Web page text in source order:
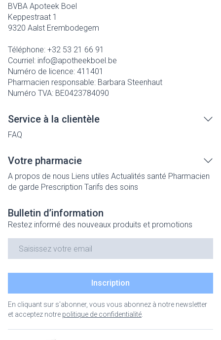
BVBA Apoteek Boel
Keppestraat 1
9320 Aalst Erembodegem
Téléphone: +32 53 21 66 91
Courriel: info@apotheekboel.be
Numéro de licence: 411401
Pharmacien responsable: Barbara Steenhaut
Numéro TVA: BE0423784090
Service à la clientèle
FAQ
Votre pharmacie
A propos de nous Liens utiles Actualités santé Pharmacien
de garde Prescription Tarifs des soins
Bulletin d’information
Restez informé des nouveaux produits et promotions
Inscription
En cliquant sur s'abonner, vous vous abonnez à notre newsletter
et acceptez notre politique de confidentialité